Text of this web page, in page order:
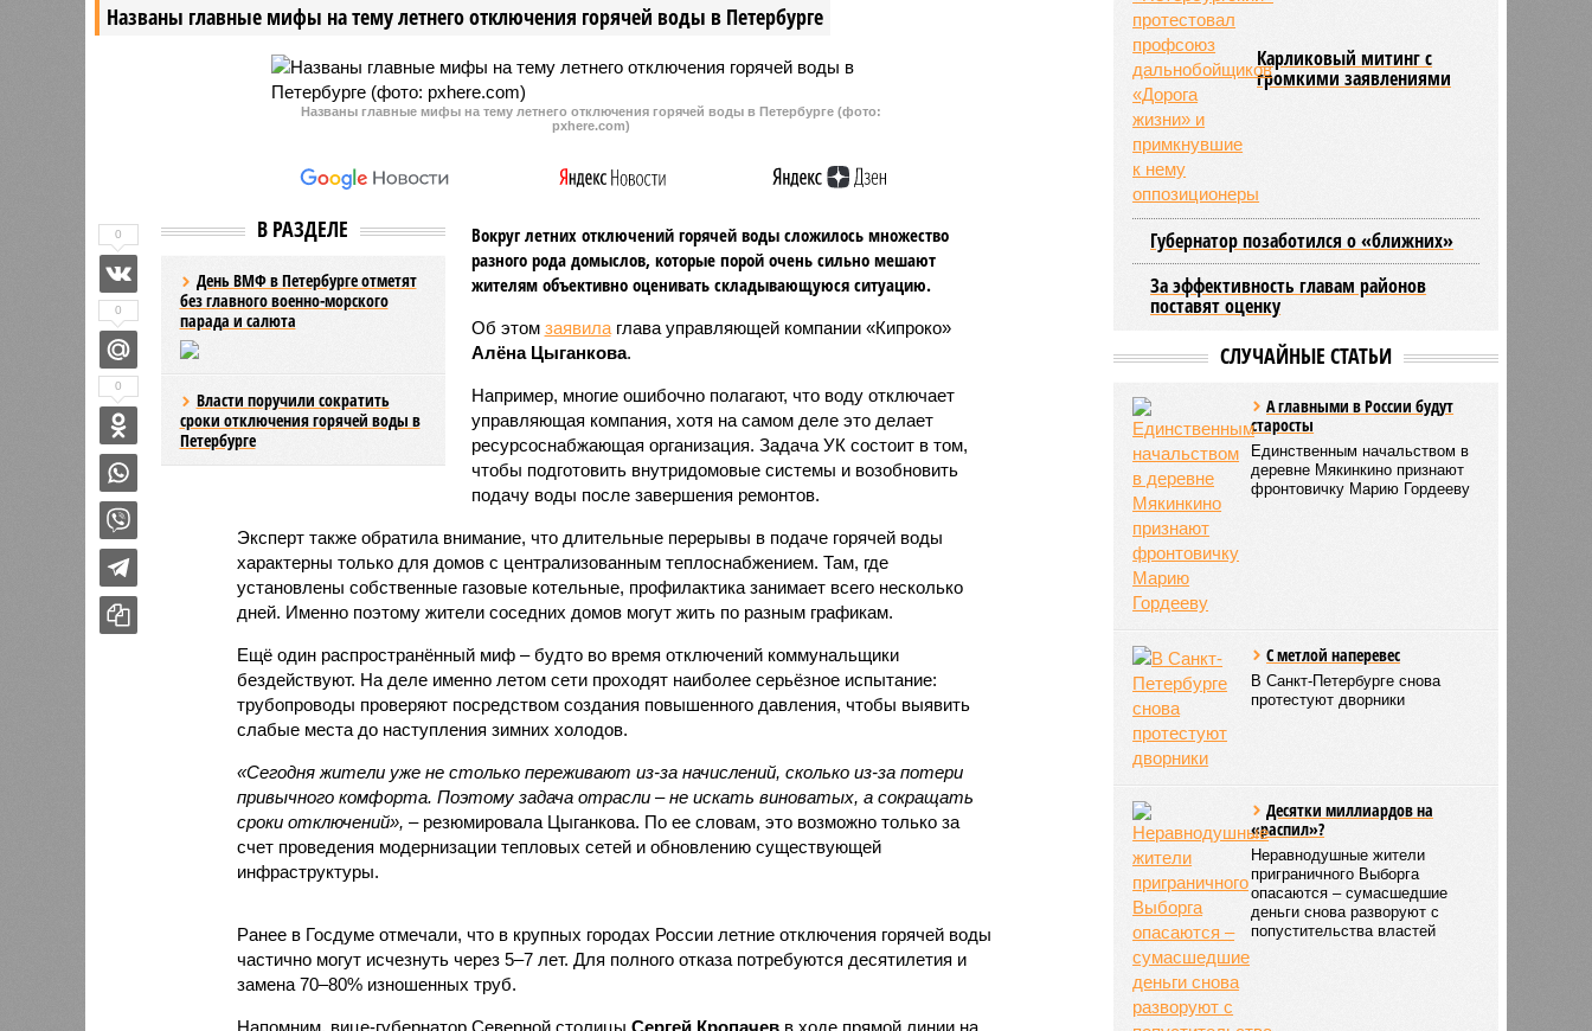
Названы главные мифы на тему летнего отключения горячей воды в Петербурге
Названы главные мифы на тему летнего отключения горячей воды в Петербурге (фото:
pxhere.com)
В РАЗДЕЛЕ
День ВМФ в Петербурге отметят
без главного военно-морского
парада и салюта
Власти поручили сократить
сроки отключения горячей воды в
Петербурге
Вокруг летних отключений горячей воды сложилось множество
разного рода домыслов, которые порой очень сильно мешают
жителям объективно оценивать складывающуюся ситуацию.
Об этом заявилаглава управляющей компании «Кипроко»
Алёна Цыганкова.
Например, многие ошибочно полагают, что воду отключает
управляющая компания, хотя на самом деле это делает
ресурсоснабжающая организация. Задача УК состоит в том,
чтобы подготовить внутридомовые системы и возобновить
подачу воды после завершения ремонтов.
Эксперт также обратила внимание, что длительные перерывы в подаче горячей воды
характерны только для домов с централизованным теплоснабжением. Там, где
установлены собственные газовые котельные, профилактика занимает всего несколько
дней. Именно поэтому жители соседних домов могут жить по разным графикам.
Ещё один распространённый миф – будто во время отключений коммунальщики
бездействуют. На деле именно летом сети проходят наиболее серьёзное испытание:
трубопроводы проверяют посредством создания повышенного давления, чтобы выявить
слабые места до наступления зимних холодов.
«Сегодня жители уже не столько переживают из-за начислений, сколько из-за потери
привычного комфорта. Поэтому задача отрасли – не искать виноватых, а сокращать
сроки отключений», – резюмировала Цыганкова. По ее словам, это возможно только за
счет проведения модернизации тепловых сетей и обновлению существующей
инфраструктуры.
Ранее в Госдуме отмечали, что в крупных городах России летние отключения горячей воды
частично могут исчезнуть через 5–7 лет. Для полного отказа потребуются десятилетия и
замена 70–80% изношенных труб.
Напомним, вице-губернатор Северной столицы Сергей Кропачевв ходе прямой линии на
0
0
0
Карликовый митинг с
громкими заявлениями
Губернатор позаботился о «ближних»
За эффективность главам районов
поставят оценку
СЛУЧАЙНЫЕ СТАТЬИ
А главными в России будут
старосты
Единственным начальством в
деревне Мякинкино признают
фронтовичку Марию Гордееву
С метлой наперевес
В Санкт-Петербурге снова
протестуют дворники
Десятки миллиардов на
«распил»?
Неравнодушные жители
приграничного Выборга
опасаются – сумасшедшие
деньги снова разворуют с
попустительства властей